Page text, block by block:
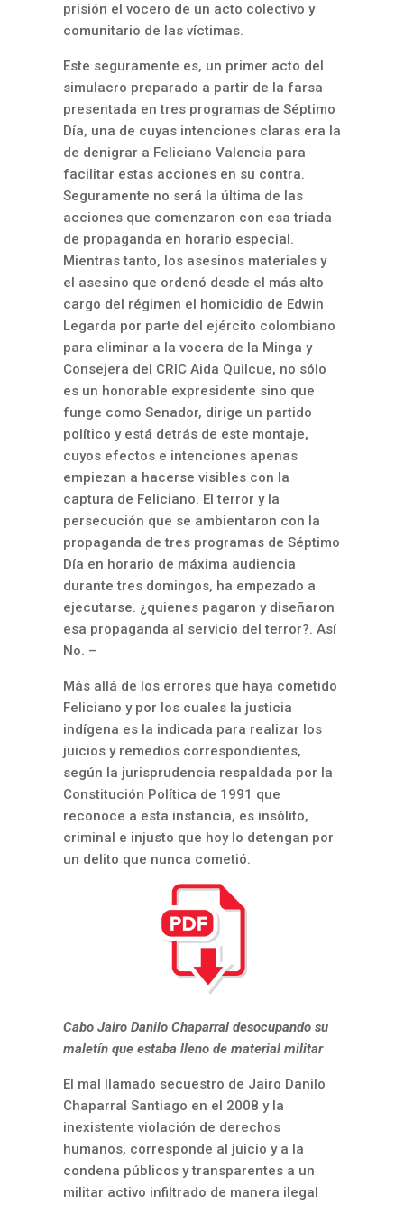
prisión el vocero de un acto colectivo y
comunitario de las víctimas.
Este seguramente es, un primer acto del
simulacro preparado a partir de la farsa
presentada en tres programas de Séptimo
Día, una de cuyas intenciones claras era la
de denigrar a Feliciano Valencia para
facilitar estas acciones en su contra.
Seguramente no será la última de las
acciones que comenzaron con esa triada
de propaganda en horario especial.
Mientras tanto, los asesinos materiales y
el asesino que ordenó desde el más alto
cargo del régimen el homicidio de Edwin
Legarda por parte del ejército colombiano
para eliminar a la vocera de la Minga y
Consejera del CRIC Aida Quilcue, no sólo
es un honorable expresidente sino que
funge como Senador, dirige un partido
político y está detrás de este montaje,
cuyos efectos e intenciones apenas
empiezan a hacerse visibles con la
captura de Feliciano. El terror y la
persecución que se ambientaron con la
propaganda de tres programas de Séptimo
Día en horario de máxima audiencia
durante tres domingos, ha empezado a
ejecutarse. ¿quienes pagaron y diseñaron
esa propaganda al servicio del terror?. Así
No. –
Más allá de los errores que haya cometido
Feliciano y por los cuales la justicia
indígena es la indicada para realizar los
juicios y remedios correspondientes,
según la jurisprudencia respaldada por la
Constitución Política de 1991 que
reconoce a esta instancia, es insólito,
criminal e injusto que hoy lo detengan por
un delito que nunca cometió.
Cabo Jairo Danilo Chaparral desocupando su
maletín que estaba lleno de material militar
El mal llamado secuestro de Jairo Danilo
Chaparral Santiago en el 2008 y la
inexistente violación de derechos
humanos, corresponde al juicio y a la
condena públicos y transparentes a un
militar activo infiltrado de manera ilegal